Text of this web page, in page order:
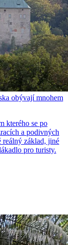
obývají mnohem
kterého se po
a podivných
reálný základ, jiné
pro turisty.